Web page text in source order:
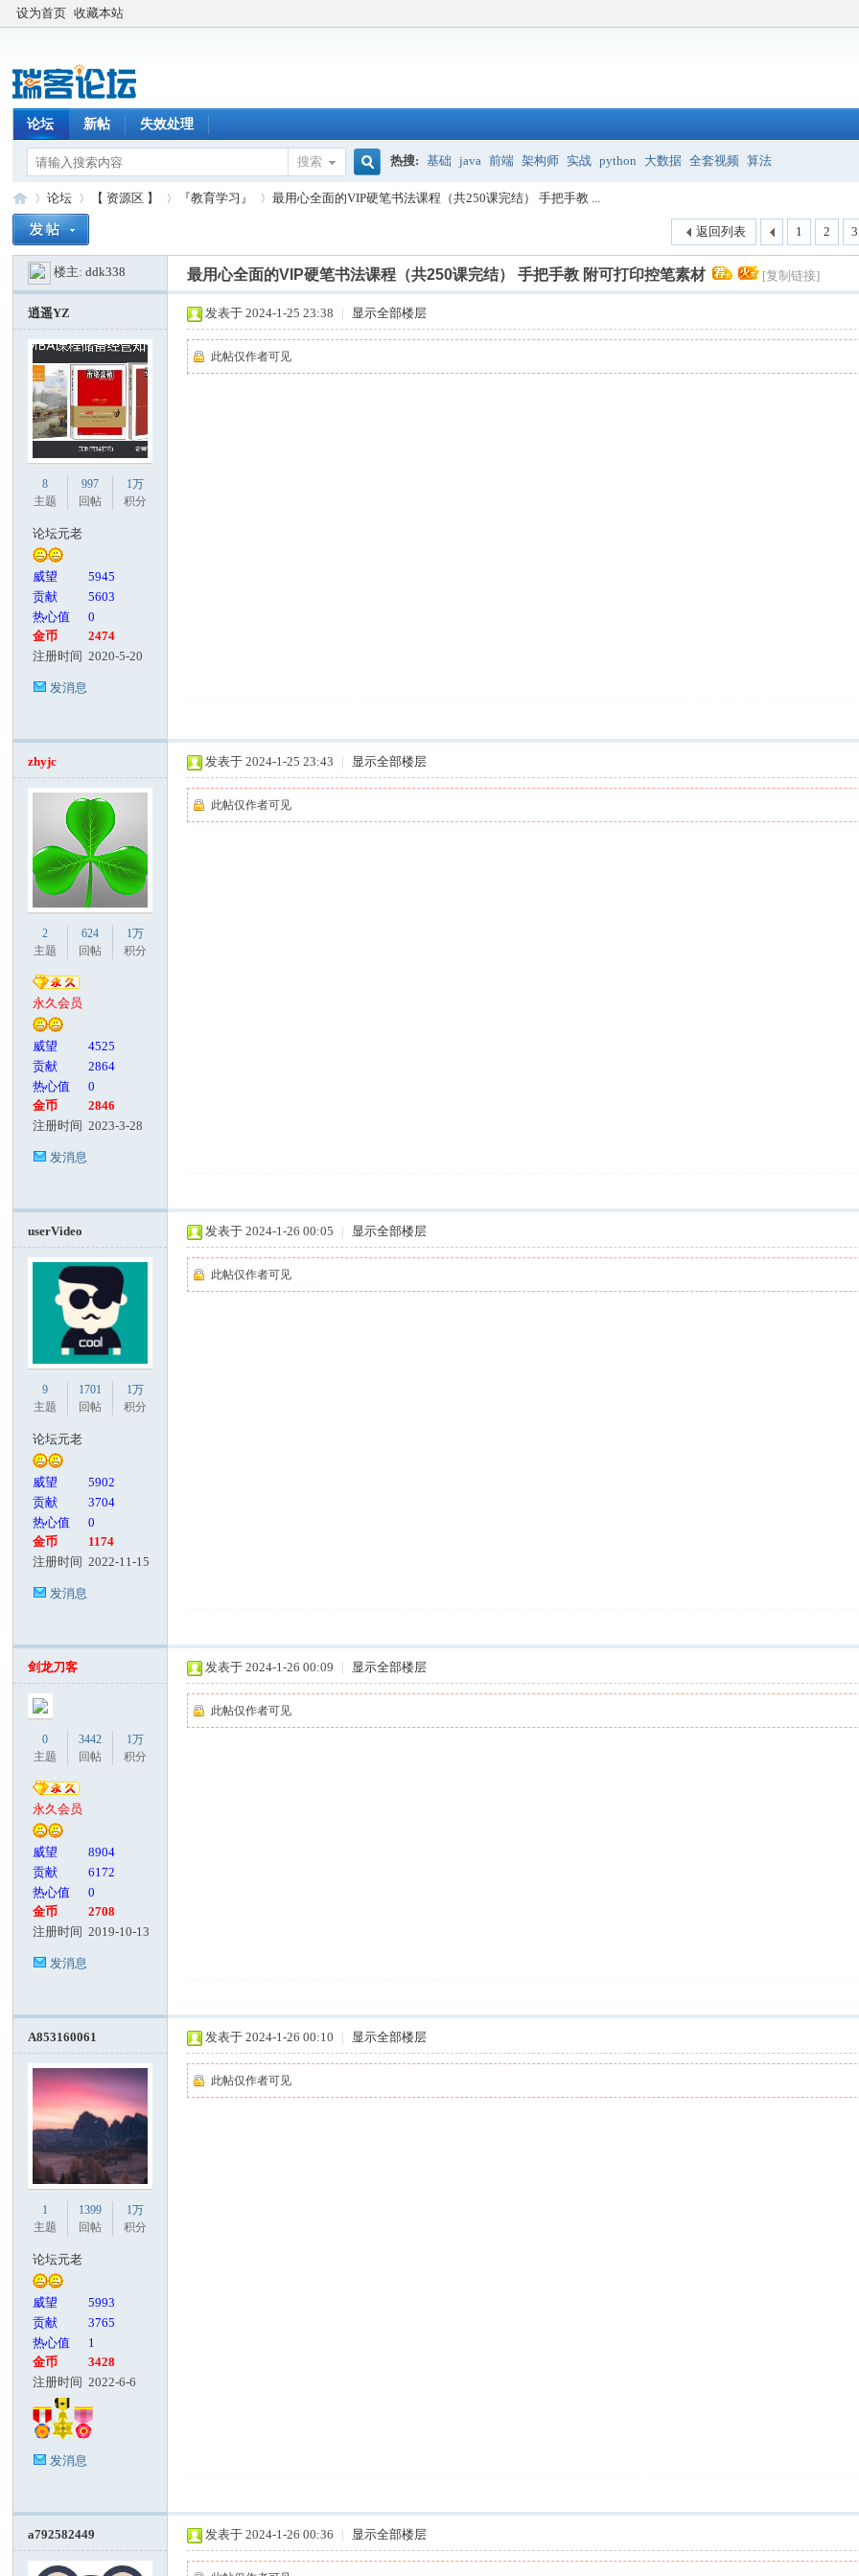
设为首页 收藏本站
论坛 新帖 失效处理
搜索
搜
索
热搜: 基础 java 前端 架构师 实战 python 大数据 全套视频 算法
»
论坛
›
【 资源区 】 『教育学习』
›
最用心全面的VIP硬笔书法课程（共250课完结） 手把手教 ...
1 2 3
返回列表
楼主:ddk338 最用心全面的VIP硬笔书法课程（共250课完结） 手把手教 附可打印控笔素材 [复制链接]
逍遥YZ
8
主题
997
回帖
1万
积分
论坛元老
威望
5945
贡献
5603
热心值
0
金币
2474
注册时间 2020-5-20
发消息
发表于 2024-1-25 23:38 | 显示全部楼层
此帖仅作者可见
zhyjc
2
主题
624
回帖
1万
积分
永久会员
威望
4525
贡献
2864
热心值
0
金币
2846
注册时间 2023-3-28
发消息
发表于 2024-1-25 23:43 | 显示全部楼层
此帖仅作者可见
userVideo
9
主题
1701
回帖
1万
积分
论坛元老
威望
5902
贡献
3704
热心值
0
金币
1174
注册时间 2022-11-15
发消息
发表于 2024-1-26 00:05 | 显示全部楼层
此帖仅作者可见
剑龙刀客
0
主题
3442
回帖
1万
积分
永久会员
威望
8904
贡献
6172
热心值
0
金币
2708
注册时间 2019-10-13
发消息
发表于 2024-1-26 00:09 | 显示全部楼层
此帖仅作者可见
A853160061
1
主题
1399
回帖
1万
积分
论坛元老
威望
5993
贡献
3765
热心值
1
金币
3428
注册时间 2022-6-6
发消息
发表于 2024-1-26 00:10 | 显示全部楼层
此帖仅作者可见
a792582449 发表于 2024-1-26 00:36 | 显示全部楼层